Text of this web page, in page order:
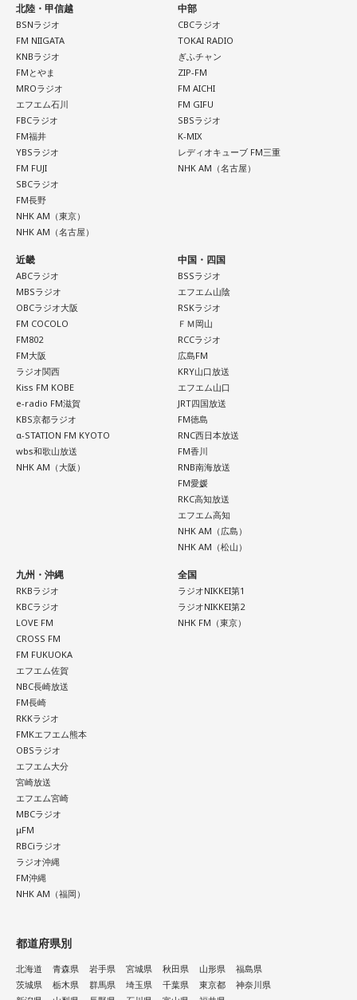
常井 「というのは、県議会の自民党も国会議員の系列ごとに
分かれていて。知事選や市長選があると保守分裂になってし
まうんですね。その間をつなぐ調整役が必要になると。実
際、福岡県は90年代まで革新県政、社会党系の知事がいたん
ですが。バラバラになった自民党を束ねる役割を果たしたの
が藏内さんだった。藏内さんは国会議員が就くことが多い自
民党県連会長にもなれた。ドンは保守分裂の中で育つんです
ね」
放送ではさらにドンの実態についての解説が続いた。
この出来事をきっかけに、「笑いは武器になる」と実感。
「自分を認めてもらうには、人を笑わせればいい」という体
験が、芸人としての原点になったと振り返ります。
さらに、ショートフィルムの賞を受賞した際には、憧れだっ
た松田聖子さんからトロフィーを受け取る機会もありまし
た。思いを伝えようとしたものの、感激のあまり「文法はめ
ちゃくちゃだし、早口で喋ったもんだから、ただただ引きつ
らせてしまいました」と当時を振り返り、苦笑いを見せまし
た。
ゴリさん
◆故郷・沖縄で味わう絶景とグルメ
沖縄を訪れたらぜひ足を運んでほしい場所として、ゴリさん
は国際通り近くの「せんべろ街」を紹介しました。「そこだ
け東南アジアの空気感もあるので、1つの場所で2つの旅行を
しているみたい」と、その独特の魅力を語ります。
なかでもおすすめとして挙げたのが「米仙」です。お酒3杯に
寿司5貫の組み合わせがリーズナブルな価格で楽しめ、「石垣
牛の握りが絶品」だと紹介。「炙りと生があるんですけど、
炙らないほうがおすすめです」と、地元ならではの楽しみ方
さらに、「末廣ブルース」も外せない1軒です。建物のレトロ
感が魅力の豚串専門店で、「タンだとかハラミだとかハツ、
レバーとかを味わいながら、昔ながらの雰囲気が楽しめる」
と話します。「けっこうペッパーが強めで、かなりおいしい
豚串です」と太鼓判を押しました。
お気に入りのステーキ店を尋ねられると、ゴリさんは「エメ
ラルドです」と即答。なかでもプレミアムリブステーキにつ
いては、「脂の乗り方、柔らかさ、肉の質がもうレベルが違
います」と熱く語り、長年愛される名店の魅力を紹介しまし
た。
一方、「お手紙を書きたくなる場所」を尋ねられると、迷わ
ず「沖縄の海」と回答。水中眼鏡をつけて海に潜り、「音を
塞がれた瞬間に、幻想的な世界を勝手に水が演出してくれ
る」と表現します。さらに、水中から見上げる水面には「太
陽の光に反射した美しい光のライン」が広がり、「365日飽
きない。同じ顔を見せないんですよ、自然が」と、その美し
さを語りました。そして海へ向け、「『美しくいてくれてあ
りがとう』という手紙は書きたくなります」と、故郷への深
い愛情をのぞかせました。
挙げたのは、ボクシング元世界王者の具志堅用高さんでし
た。今年で世界王座獲得から50年という節目の年を迎えるこ
とに触れ、「手紙を書きたい」と温かい想いを語りました。
北陸・甲信越
BSNラジオ
FM NIIGATA
KNBラジオ
FMとやま
MROラジオ
エフエム石川
FBCラジオ
FM福井
YBSラジオ
FM FUJI
SBCラジオ
FM長野
NHK AM（東京）
NHK AM（名古屋）
中部
CBCラジオ
TOKAI RADIO
ぎふチャン
ZIP-FM
FM AICHI
FM GIFU
SBSラジオ
K-MIX
レディオキューブ FM三重
NHK AM（名古屋）
近畿
ABCラジオ
MBSラジオ
OBCラジオ大阪
FM COCOLO
FM802
FM大阪
ラジオ関西
Kiss FM KOBE
e-radio FM滋賀
KBS京都ラジオ
α-STATION FM KYOTO
wbs和歌山放送
NHK AM（大阪）
中国・四国
BSSラジオ
エフエム山陰
RSKラジオ
ＦＭ岡山
RCCラジオ
広島FM
KRY山口放送
エフエム山口
JRT四国放送
FM徳島
RNC西日本放送
FM香川
RNB南海放送
FM愛媛
RKC高知放送
エフエム高知
NHK AM（広島）
NHK AM（松山）
九州・沖縄
RKBラジオ
KBCラジオ
LOVE FM
CROSS FM
FM FUKUOKA
エフエム佐賀
NBC長崎放送
FM長崎
RKKラジオ
FMKエフエム熊本
OBSラジオ
エフエム大分
宮崎放送
エフエム宮崎
MBCラジオ
μFM
RBCiラジオ
ラジオ沖縄
FM沖縄
NHK AM（福岡）
全国
ラジオNIKKEI第1
ラジオNIKKEI第2
NHK FM（東京）
都道府県別
北海道 青森県 岩手県 宮城県 秋田県 山形県
福島県
茨城県
栃木県 群馬県 埼玉県 千葉県 東京都
神奈川県